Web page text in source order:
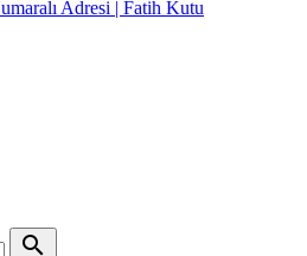
search